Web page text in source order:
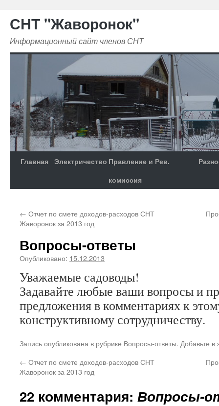
СНТ "Жаворонок"
Информационный сайт членов СНТ
Главная Электричество Правление и Рев.
комиссия
← Отчет по смете доходов-расходов СНТ
Жаворонок за 2013 год
Вопросы-ответы
Опубликовано: 15.12.2013
Уважаемые садоводы!
Задавайте любые ваши вопросы и
предложения в комментариях к
конструктивному сотрудничеству.
Запись опубликована в рубрике Вопросы-ответы. Добавьте в
← Отчет по смете доходов-расходов СНТ
Жаворонок за 2013 год
22 комментария: Вопросы-